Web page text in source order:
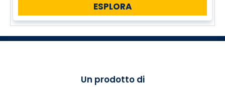
ESPLORA
Un prodotto di